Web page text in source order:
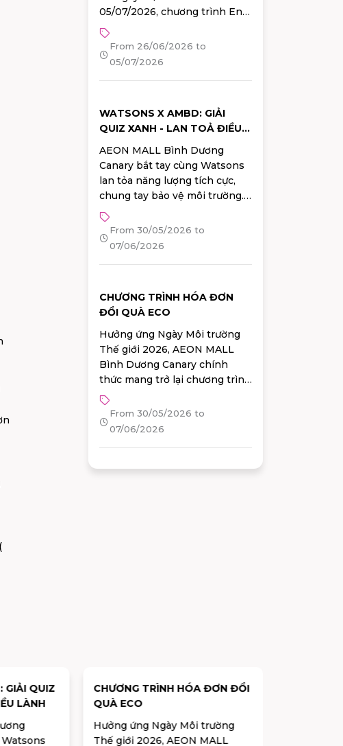
05/07/2026, chương trình End
of Season Sale 2026 tại AEON
MALL Bình Dương Canary sẽ
mang đến hàng ngàn ưu đãi
From 26/06/2026 to
05/07/2026
WATSONS X AMBD: GIẢI
QUIZ XANH - LAN TOẢ ĐIỀU
AEON MALL Bình Dương
Canary bắt tay cùng Watsons
lan tỏa năng lượng tích cực,
chung tay bảo vệ môi trường.
Tham gia ngay "GIẢI QUIZ
XANH" trên app AEONMALL
Vietnam từ 30/05 – 07/06.
Watsons!
From 30/05/2026 to
07/06/2026
CHƯƠNG TRÌNH HÓA ĐƠN
ĐỔI QUÀ ECO
Hưởng ứng Ngày Môi trường
Thế giới 2026, AEON MALL
Bình Dương Canary chính
thức mang trở lại chương trình
Trạm Xanh ECO FAIR 2026 với
nhiều hoạt động ý nghĩa và
hàng ngàn phần quà hấp dẫn
From 30/05/2026 to
07/06/2026
GIẢI QUIZ
LÀNH
CHƯƠNG TRÌNH HÓA ĐƠN ĐỔI
QUÀ ECO
Hưởng ứng Ngày Môi trường
Thế giới 2026, AEON MALL